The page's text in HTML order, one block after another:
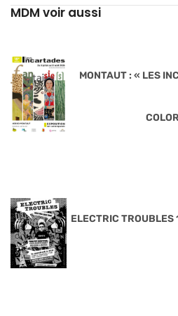
MDM voir aussi
MONTAUT : « LES
ELECTRIC